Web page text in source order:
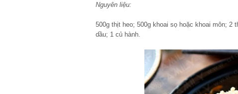
Nguyên liệu:
500g thịt heo; 500g khoai sọ hoặc khoai môn;
dầu; 1 củ hành.